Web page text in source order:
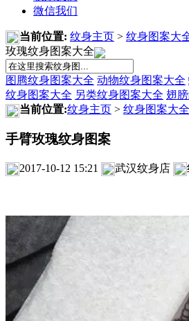
微信我们
当前位置: 纹身主页 > 纹身图案大
玫瑰纹身图案大全
图腾纹身图案大全 动物纹身图案大全
纹身图案大全 另类纹身图案大全 翅
当前位置:纹身主页 > 纹身图案大全
手臂玫瑰纹身图案
2017-10-12 15:21 武汉纹身店